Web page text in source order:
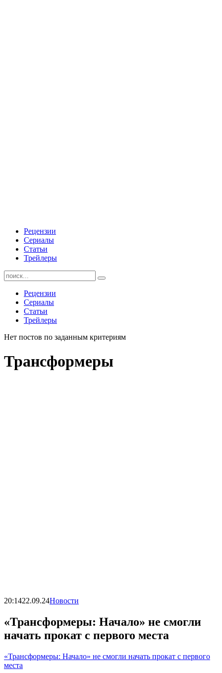
Рецензии
Сериалы
Статьи
Трейлеры
Найти:
Рецензии
Сериалы
Статьи
Трейлеры
Нет постов по заданным критериям
Трансформеры
20:1422.09.24Новости
«Трансформеры: Начало» не смогли
начать прокат с первого места
«Трансформеры: Начало» не смогли начать прокат с первого
места